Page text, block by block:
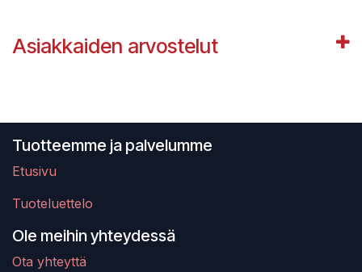
Asiakkaiden arvostelut
Tuotteemme ja palvelumme
Etusivu
Tuoteluettelo
Ole meihin yhteydessä
Ota yhteyttä